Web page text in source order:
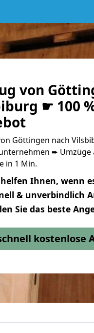
von
☛ 100
Göttingen nach
➨ Umzüge
in 1 Min.
Ihnen, wenn
& unverbindlich
Sie das beste
kostenlose